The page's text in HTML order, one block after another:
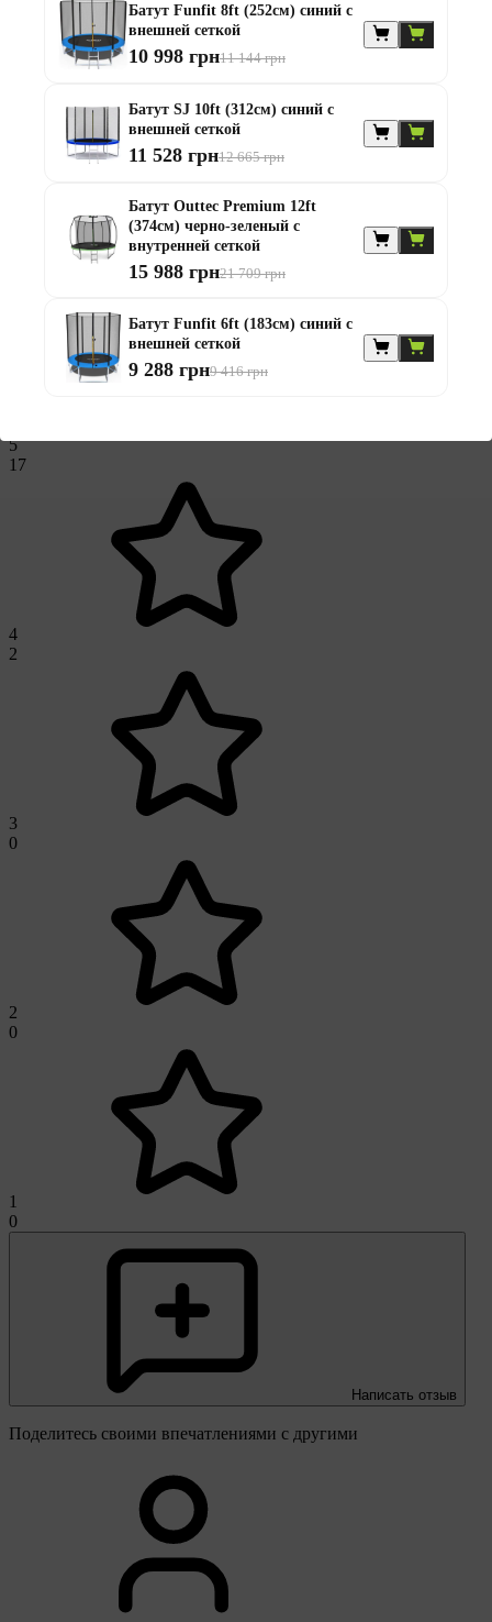
4.9
На основе 19 отзывов
5
17
4
2
3
0
2
0
1
0
Написать отзыв
Поделитесь своими впечатлениями с другими
Батут Funfit 8ft (252см) синий с
внешней сеткой
10 998 грн11 144 грн
Батут SJ 10ft (312см) синий с
внешней сеткой
11 528 грн12 665 грн
Батут Outtec Premium 12ft
(374см) черно-зеленый с
внутренней сеткой
15 988 грн21 709 грн
Батут Funfit 6ft (183см) синий с
внешней сеткой
9 288 грн9 416 грн